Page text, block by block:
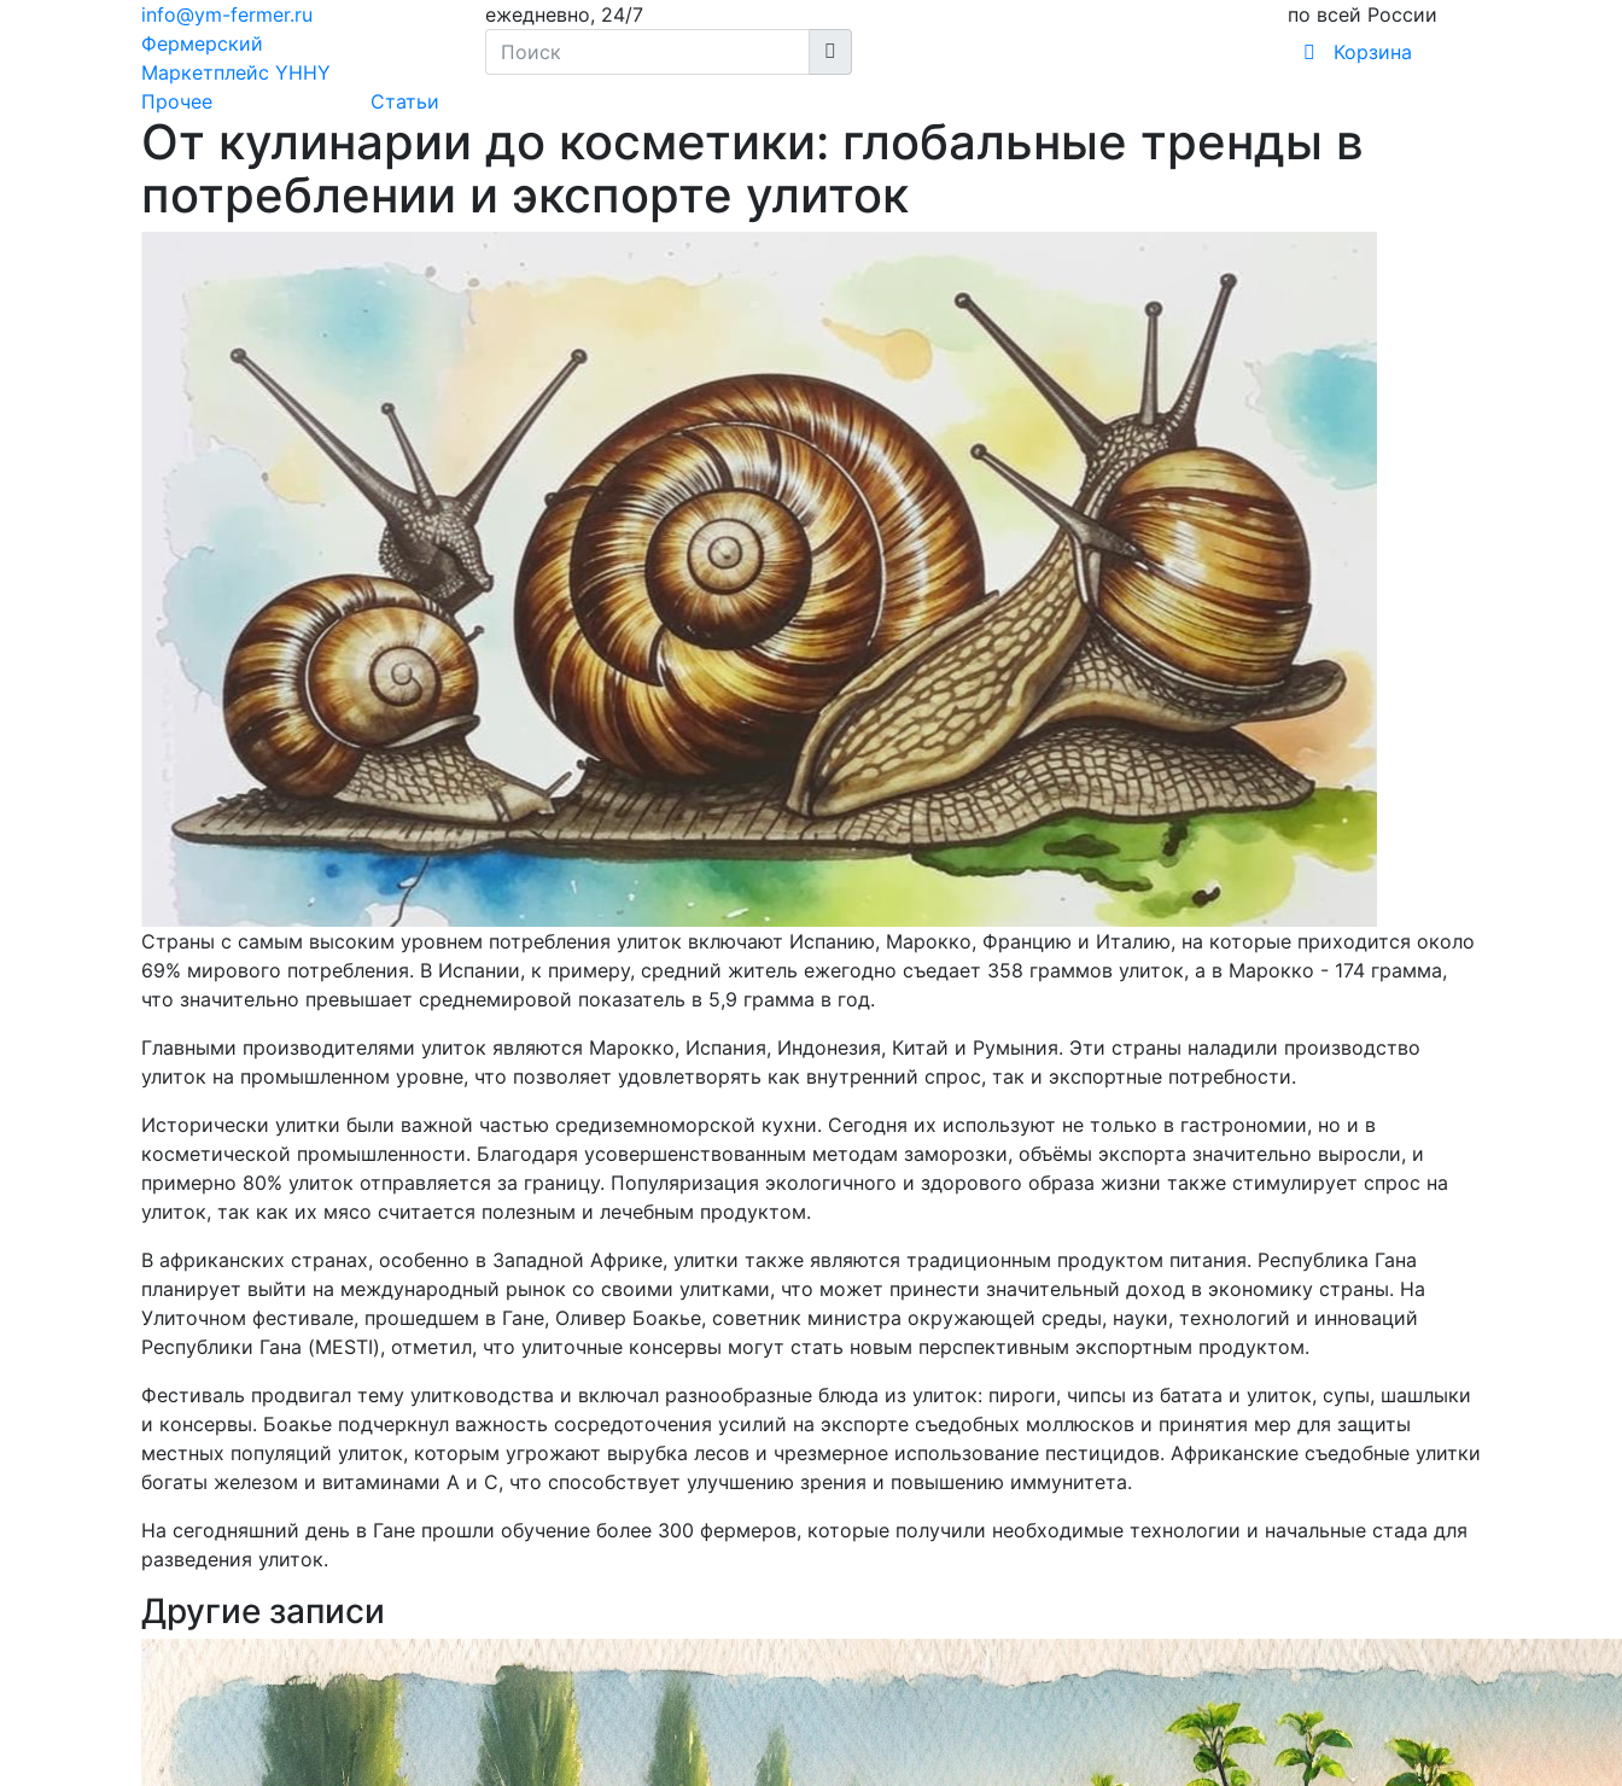
info@ym-fermer.ru ежедневно, 24/7
по всей России
Фермерский
Маркетплейс YHHY
Корзина
Прочее Статьи
От кулинарии до косметики: глобальные тренды в
потреблении и экспорте улиток
Страны с самым высоким уровнем потребления улиток включают Испанию, Марокко, Францию и Италию, на которые приходится около
69% мирового потребления. В Испании, к примеру, средний житель ежегодно съедает 358 граммов улиток, а в Марокко - 174 грамма,
что значительно превышает среднемировой показатель в 5,9 грамма в год.
Главными производителями улиток являются Марокко, Испания, Индонезия, Китай и Румыния. Эти страны наладили производство
улиток на промышленном уровне, что позволяет удовлетворять как внутренний спрос, так и экспортные потребности.
Исторически улитки были важной частью средиземноморской кухни. Сегодня их используют не только в гастрономии, но и в
косметической промышленности. Благодаря усовершенствованным методам заморозки, объёмы экспорта значительно выросли, и
примерно 80% улиток отправляется за границу. Популяризация экологичного и здорового образа жизни также стимулирует спрос на
улиток, так как их мясо считается полезным и лечебным продуктом.
В африканских странах, особенно в Западной Африке, улитки также являются традиционным продуктом питания. Республика Гана
планирует выйти на международный рынок со своими улитками, что может принести значительный доход в экономику страны. На
Улиточном фестивале, прошедшем в Гане, Оливер Боакье, советник министра окружающей среды, науки, технологий и инноваций
Республики Гана (MESTI), отметил, что улиточные консервы могут стать новым перспективным экспортным продуктом.
Фестиваль продвигал тему улитководства и включал разнообразные блюда из улиток: пироги, чипсы из батата и улиток, супы, шашлыки
и консервы. Боакье подчеркнул важность сосредоточения усилий на экспорте съедобных моллюсков и принятия мер для защиты
местных популяций улиток, которым угрожают вырубка лесов и чрезмерное использование пестицидов. Африканские съедобные улитки
богаты железом и витаминами А и С, что способствует улучшению зрения и повышению иммунитета.
На сегодняшний день в Гане прошли обучение более 300 фермеров, которые получили необходимые технологии и начальные стада для
разведения улиток.
Другие записи